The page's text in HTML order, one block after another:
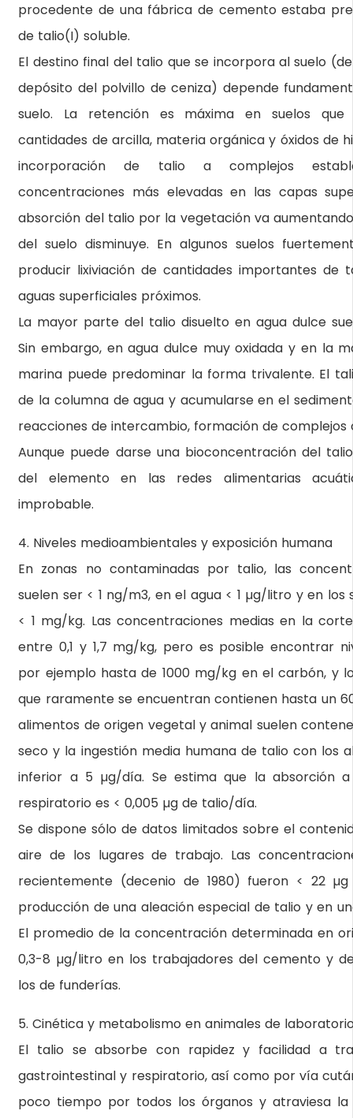
procedente de una fábrica de cemento estaba
de talio(I) soluble.
El destino final del talio que se incorpora al suelo
depósito del polvillo de ceniza) depende
suelo. La retención es máxima en suelos que
cantidades de arcilla, materia orgánica y óxidos de
incorporación de talio a complejos
concentraciones más elevadas en las capas
absorción del talio por la vegetación va
del suelo disminuye. En algunos suelos
producir lixiviación de cantidades importantes de
aguas superficiales próximos.
La mayor parte del talio disuelto en agua dulce
Sin embargo, en agua dulce muy oxidada y en la
marina puede predominar la forma trivalente. El
de la columna de agua y acumularse en el
reacciones de intercambio, formación de complejos
Aunque puede darse una bioconcentración del
del elemento en las redes alimentarias
improbable.
4. Niveles medioambientales y exposición humana
En zonas no contaminadas por talio, las
suelen ser < 1 ng/m3, en el agua < 1 µg/litro y en los
< 1 mg/kg. Las concentraciones medias en la
entre 0,1 y 1,7 mg/kg, pero es posible encontrar
por ejemplo hasta de 1000 mg/kg en el carbón, y
que raramente se encuentran contienen hasta un
alimentos de origen vegetal y animal suelen
seco y la ingestión media humana de talio con los
inferior a 5 µg/día. Se estima que la absorción
respiratorio es < 0,005 µg de talio/día.
Se dispone sólo de datos limitados sobre el
aire de los lugares de trabajo. Las
recientemente (decenio de 1980) fueron < 22
producción de una aleación especial de talio y en
El promedio de la concentración determinada en
0,3-8 µg/litro en los trabajadores del cemento y
los de funderías.
5. Cinética y metabolismo en animales de
El talio se absorbe con rapidez y facilidad a
gastrointestinal y respiratorio, así como por vía
poco tiempo por todos los órganos y atraviesa